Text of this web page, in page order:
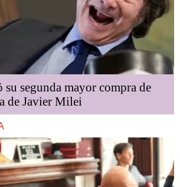
segunda mayor compra de
de Javier Milei